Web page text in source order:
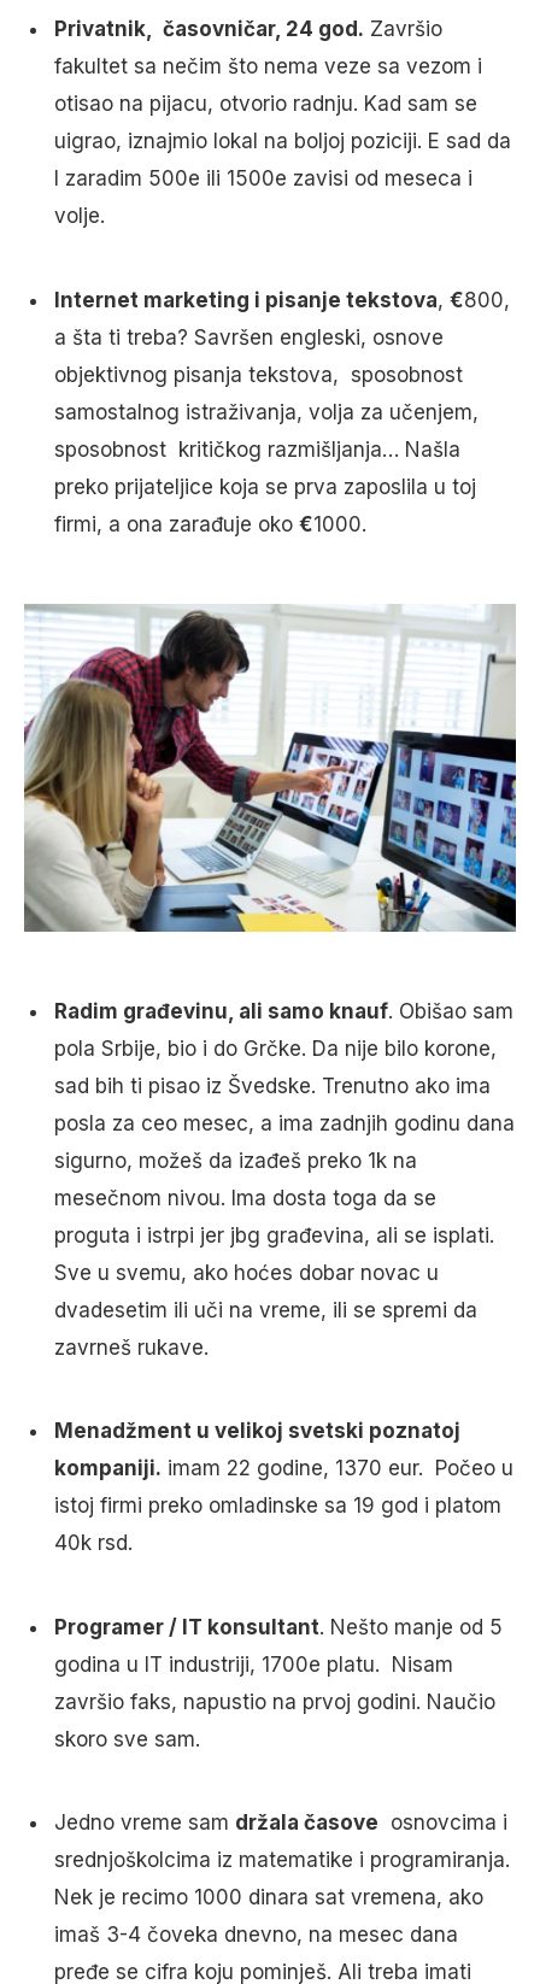
Privatnik, časovničar, 24 god. Završio
fakultet sa nečim što nema veze sa vezom i
otisao na pijacu, otvorio radnju. Kad sam se
uigrao, iznajmio lokal na boljoj poziciji. E sad da
l zaradim 500e ili 1500e zavisi od meseca i
volje.
Internet marketing i pisanje tekstova, €800,
a šta ti treba? Savršen engleski, osnove
objektivnog pisanja tekstova, sposobnost
samostalnog istraživanja, volja za učenjem,
sposobnost kritičkog razmišljanja… Našla
preko prijateljice koja se prva zaposlila u toj
firmi, a ona zarađuje oko €1000.
Radim građevinu, ali samo knauf. Obišao sam
pola Srbije, bio i do Grčke. Da nije bilo korone,
sad bih ti pisao iz Švedske. Trenutno ako ima
posla za ceo mesec, a ima zadnjih godinu dana
sigurno, možeš da izađeš preko 1k na
mesečnom nivou. Ima dosta toga da se
proguta i istrpi jer jbg građevina, ali se isplati.
Sve u svemu, ako hoćes dobar novac u
dvadesetim ili uči na vreme, ili se spremi da
zavrneš rukave.
Menadžment u velikoj svetski poznatoj
kompaniji. imam 22 godine, 1370 eur. Počeo u
istoj firmi preko omladinske sa 19 god i platom
40k rsd.
Programer / IT konsultant. Nešto manje od 5
godina u IT industriji, 1700e platu. Nisam
završio faks, napustio na prvoj godini. Naučio
skoro sve sam.
Jedno vreme sam držala časove osnovcima i
srednjoškolcima iz matematike i programiranja.
Nek je recimo 1000 dinara sat vremena, ako
imaš 3-4 čoveka dnevno, na mesec dana
pređe se cifra koju pominješ. Ali treba imati